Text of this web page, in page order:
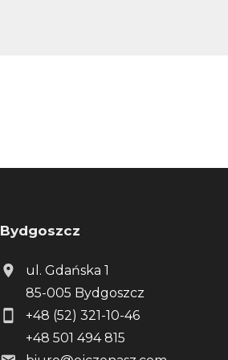
Bydgoszcz
ul. Gdańska 1
85-005 Bydgoszcz
+48 (52) 321-10-46
+48 501 494 815